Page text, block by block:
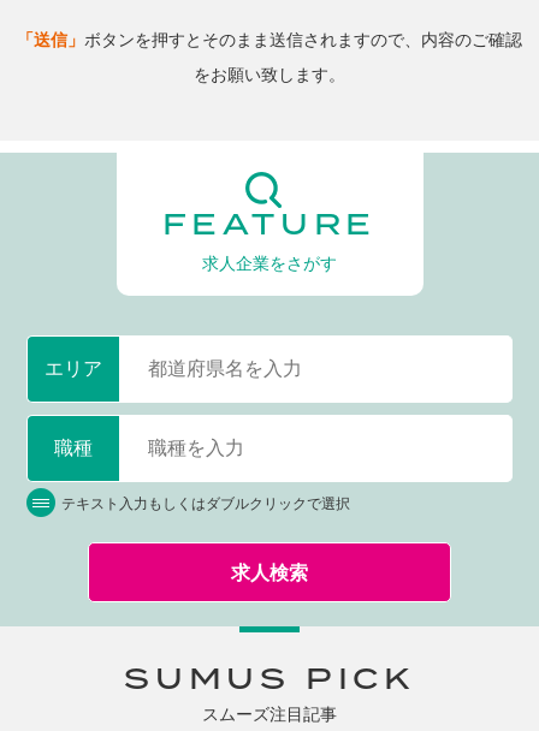
「送信」 ボタンを押すとそのまま送信されますので、内容のご確認
をお願い致します。
FEATURE
求人企業をさがす
エリア
テキスト入力もしくはダブルクリックで選択
職種
求人検索
SUMUS PICK
スムーズ注目記事